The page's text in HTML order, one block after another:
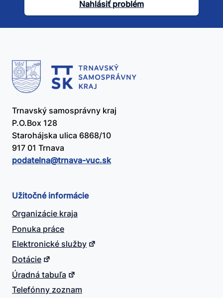
užitočný?
Nahlásiť problém
Trnavský samosprávny kraj
P.O.Box 128
Starohájska ulica 6868/10
917 01 Trnava
podatelna@​trnava-vuc.sk
Užitočné informácie
Organizácie kraja
Ponuka práce
Elektronické služby
Dotácie
Úradná tabuľa
Telefónny zoznam